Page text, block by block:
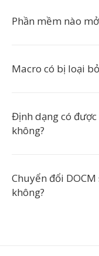
Phần mềm nào
Macro có bị loại
Định dạng có
không?
Chuyển đổi
không?